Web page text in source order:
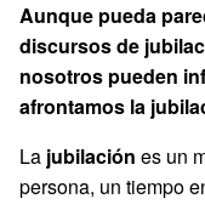
Aunque pueda
discursos de
nosotros pueden
afrontamos la
La jubilación es un
persona, un tiempo